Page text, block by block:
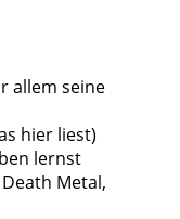
allem seine
hier liest)
lernst
Metal,